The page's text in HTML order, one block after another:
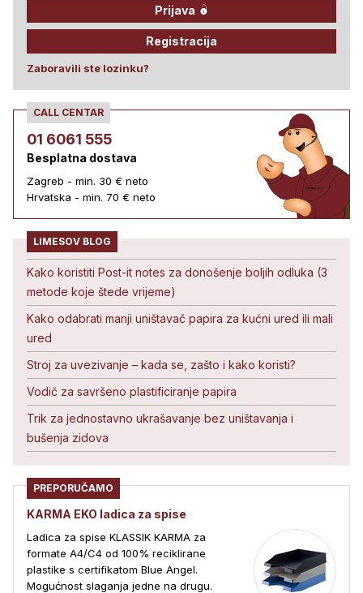
Prijava
Registracija
Zaboravili ste lozinku?
CALL CENTAR
01 6061 555
Besplatna dostava
Zagreb - min. 30 € neto
Hrvatska - min. 70 € neto
LIMESOV BLOG
Kako koristiti Post-it notes za donošenje boljih odluka (3
metode koje štede vrijeme)
Kako odabrati manji uništavač papira za kućni ured ili mali
ured
Stroj za uvezivanje – kada se, zašto i kako koristi?
Vodič za savršeno plastificiranje papira
Trik za jednostavno ukrašavanje bez uništavanja i
bušenja zidova
PREPORUČAMO
KARMA EKO ladica za spise
Ladica za spise KLASSIK KARMA za
formate A4/C4 od 100% reciklirane
plastike s certifikatom Blue Angel.
Mogućnost slaganja jedne na drugu.